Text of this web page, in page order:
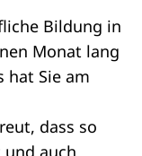
Bildung in
Monat lang
hat Sie am
dass so
auch